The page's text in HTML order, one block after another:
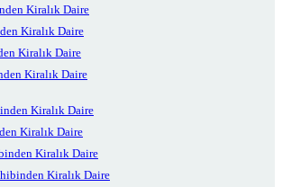
Kiralık Daire
Kiralık Daire
Kiralık Daire
Kiralık Daire
Kiralık Daire
Kiralık Daire
Kiralık Daire
Kiralık Daire